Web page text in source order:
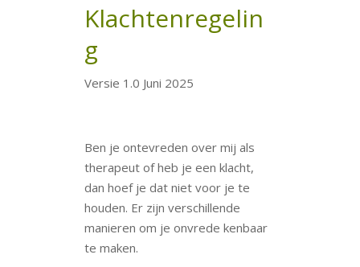
Klachtenregelin
g
Versie 1.0 Juni 2025
Ben je ontevreden over mij als
therapeut of heb je een klacht,
dan hoef je dat niet voor je te
houden. Er zijn verschillende
manieren om je onvrede kenbaar
te maken.